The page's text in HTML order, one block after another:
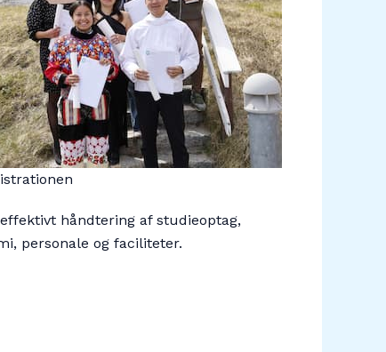
håndtering af studieoptag,
personale og faciliteter.